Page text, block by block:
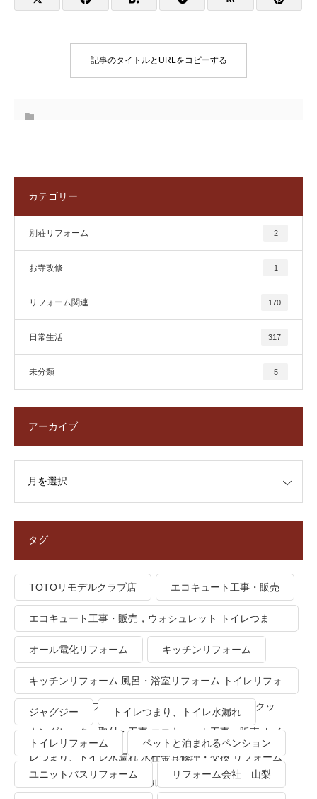
記事のタイトルとURLをコピーする
カテゴリー
別荘リフォーム 2
お寺改修 1
リフォーム関連 170
日常生活 317
未分類 5
アーカイブ
タグ
TOTOリモデルクラブ店 エコキュート工事・販売
エコキュート工事・販売，ウォシュレット トイレつま
り、トイレ水漏れ
オール電化リフォーム キッチンリフォーム
キッチンリフォーム 風呂・浴室リフォーム トイレリフォ
ーム 洗面所リフォーム オール電化リフォーム ＩＨクッ
キングヒーター取付・工事 エコキュート工事・販売 トイ
レつまり、トイレ水漏れ 水栓金具修理・交換 リフォーム
業者・会社 ＴＯＴＯリモデルクラブ
ジャグジー トイレつまり、トイレ水漏れ
トイレリフォーム ペットと泊まれるペンション
ユニットバスリフォーム リフォーム会社 山梨